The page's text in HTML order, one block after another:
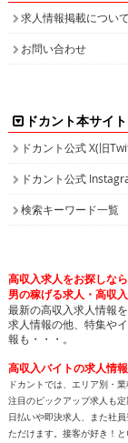
求人情報掲載について
お問い合わせ
ドカント本サイ
ドカント公式 X(旧
ドカント公式
検索キーワード一覧
高収入求人をお探しな
男の稼げる求人・高収
最新の高収入求人情報
求人情報の他、特集や
報も・・・。
高収入バイトの求人情
ドカントでは、エリア別・
注目のピックアップ求人も
日払いや即決求人、また社
ただけます。接客が好き！